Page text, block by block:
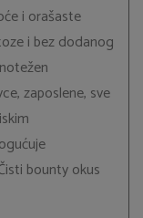
i orašaste
i bez dodanog
zaposlene, sve
bounty okus